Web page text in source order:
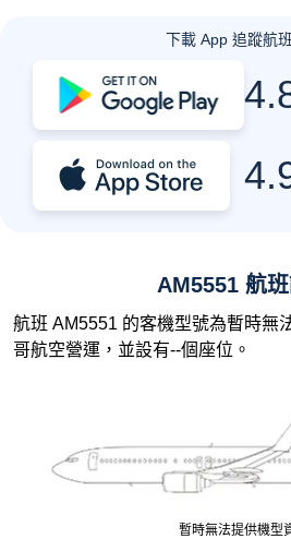
下載 App 追蹤航
AM5551 航
航班 AM5551 的客機型號為暫時無
哥航空營運，並設有--個座位。
暫時無法提供機型